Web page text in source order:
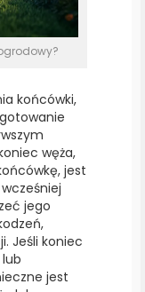
końcówki,
węża,
jest
jego
Jeśli koniec
jest